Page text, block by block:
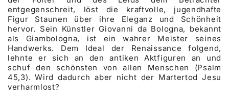
entgegenschreit, löst die kraftvolle, jugendhafte
Figur Staunen über ihre Eleganz und Schönheit
hervor. Sein Künstler Giovanni da Bologna, bekannt
als Giambologna, ist ein wahrer Meister seines
Handwerks. Dem Ideal der Renaissance folgend,
lehnte er sich an den antiken Aktfiguren an und
schuf den schönsten von allen Menschen (Psalm
45,3). Wird dadurch aber nicht der Martertod Jesu
verharmlost?